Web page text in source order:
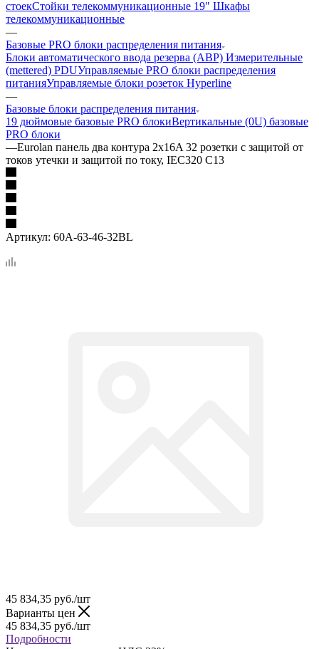
стоекСтойки телекоммуникационные 19" Шкафы
телекоммуникационные
—
Базовые PRO блоки распределения питания
Блоки автоматического ввода резерва (АВР) Измерительные
(mettered) PDUУправляемые PRO блоки распределения
питанияУправляемые блоки розеток Hyperline
—
Базовые блоки распределения питания
19 дюймовые базовые PRO блокиВертикальные (0U) базовые
PRO блоки
—Eurolan панель два контура 2x16A 32 розетки с защитой от
токов утечки и защитой по току, IEC320 C13
Артикул: 60A-63-46-32BL
45 834,35 руб./шт
Варианты цен
45 834,35 руб./шт
Подробности